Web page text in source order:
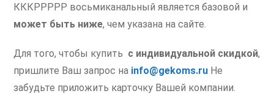
КККРРРРР восьмиканальный является базовой и
может быть ниже, чем указана на сайте.
Для того, чтобы купить с индивидуальной скидкой,
пришлите Ваш запрос на info@gekoms.ru Не
забудьте приложить карточку Вашей компании.